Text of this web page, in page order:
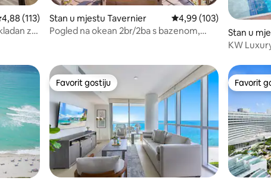
ocjena: 4,88 od 5, recenzija: 113
4,88 (113)
za
Stan u mjestu Tavernier Prosječna ocjena: 4,99
4,99 (103)
Pogled na okean 2br/2ba s bazenom,
Stan u
KW
Favorit gostiju
Favorit gostiju Favorit
Favorit